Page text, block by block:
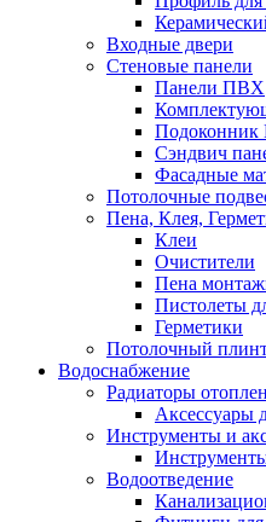
Входные двери
Стеновые панели
Панели ПВХ
Сэндвич
Фасадные
Потолочные
Пена, Клея,
Клеи
Очистители
Пена
Пистолеты
Герметики
Потолочный
Водоснабжение
Радиаторы
Аксессуары
Инструменты и
Водоотведение